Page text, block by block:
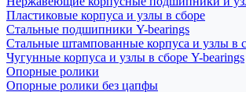
Пластиковые корпуса и узлы в сборе
Стальные подшипники Y-bearings
Стальные штампованные корпуса и узлы в
Чугунные корпуса и узлы в сборе Y-bearings
Опорные ролики
Опорные ролики без цапфы